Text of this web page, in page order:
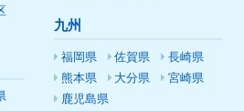
九州
福岡県 佐賀県
長崎県
熊本県
大分県
宮崎県
鹿児島県